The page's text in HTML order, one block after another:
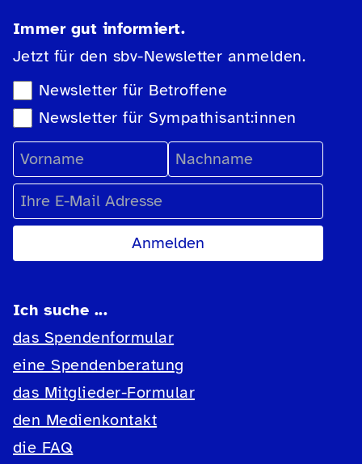
Immer gut informiert.
Jetzt für den sbv-Newsletter anmelden.
Newsletter-Auswahl
Newsletter für Betroffene
Newsletter für Sympathisant:innen
Vorname
Nachname
E-Mail Adresse
Ich suche ...
das Spendenformular
eine Spendenberatung
das Mitglieder-Formular
den Medienkontakt
die FAQ